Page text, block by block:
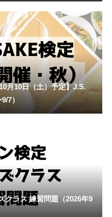
月10日（土）予定】J.S.
7）
クラス 練習問題（2026年9